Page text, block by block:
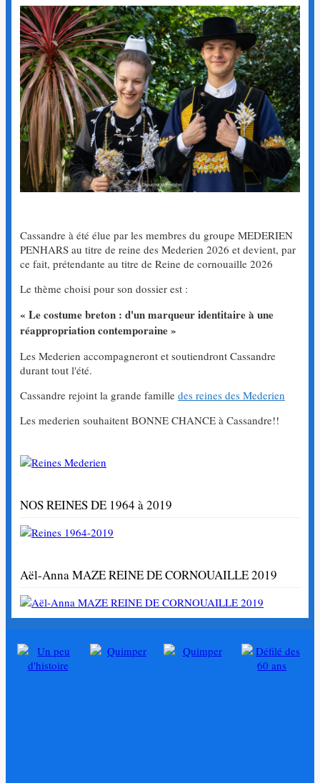
Cassandre à été élue par les membres du groupe MEDERIEN
PENHARS au titre de reine des Mederien 2026 et devient, par
ce fait, prétendante au titre de Reine de cornouaille 2026
Le thème choisi pour son dossier est :
« Le costume breton : d'un marqueur identitaire à une
réappropriation contemporaine »
Les Mederien accompagneront et soutiendront Cassandre
durant tout l'été.
Cassandre rejoint la grande famille des reines des Mederien
Les mederien souhaitent BONNE CHANCE à Cassandre!!
NOS REINES DE 1964 à 2019
Aël-Anna MAZE REINE DE CORNOUAILLE 2019